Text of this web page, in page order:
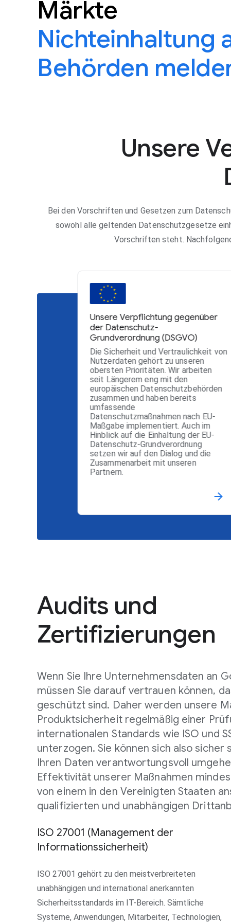
Märkte
Nichteinhaltung
Behörden
Unsere
Bei den Vorschriften und Gesetzen zum
sowohl alle geltenden Datenschutzgesetze
Vorschriften steht.
Unsere Verpflichtung gegenüber
der Datenschutz-
Grundverordnung (DSGVO)
Die Sicherheit und Vertraulichkeit von
Nutzerdaten gehört zu unseren
obersten Prioritäten. Wir arbeiten
seit Längerem eng mit den
europäischen Datenschutzbehörden
zusammen und haben bereits
umfassende
Datenschutzmaßnahmen nach EU-
Maßgabe implementiert. Auch im
Hinblick auf die Einhaltung der EU-
Datenschutz-Grundverordnung
setzen wir auf den Dialog und die
Zusammenarbeit mit unseren
Partnern.
Audits und
Zertifizierungen
Wenn Sie Ihre Unternehmensdaten an
müssen Sie darauf vertrauen können,
geschützt sind. Daher werden unsere
Produktsicherheit regelmäßig einer
internationalen Standards wie ISO und
unterzogen. Sie können sich also sicher
Ihren Daten verantwortungsvoll
Effektivität unserer Maßnahmen
von einem in den Vereinigten Staaten
qualifizierten und unabhängigen
ISO 27001 (Management der
Informationssicherheit)
ISO 27001 gehört zu den meistverbreiteten
unabhängigen und international anerkannten
Sicherheitsstandards im IT-Bereich. Sämtliche
Systeme, Anwendungen, Mitarbeiter, Technologien,